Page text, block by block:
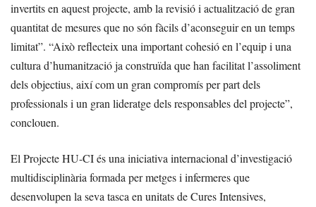
invertits en aquest projecte, amb la revisió i actualització de gran
quantitat de mesures que no són fàcils d’aconseguir en un temps
limitat”. “Això reflecteix una important cohesió en l’equip i una
cultura d’humanització ja construïda que han facilitat l’assoliment
dels objectius, així com un gran compromís per part dels
professionals i un gran lideratge dels responsables del projecte”,
conclouen.
El Projecte HU-CI és una iniciativa internacional d’investigació
multidisciplinària formada per metges i infermeres que
desenvolupen la seva tasca en unitats de Cures Intensives,